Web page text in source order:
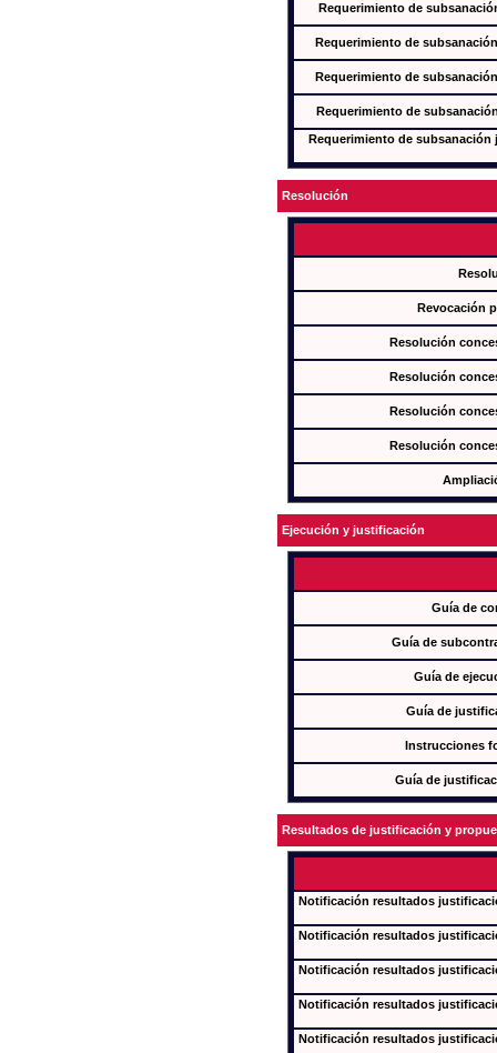
Requerimiento de
Requerimiento de
Requerimiento de
Requerimiento de
Requerimiento de
Resolución
Revocación
Resolución
Resolución
Resolución
Resolución
Ejecución y justificación
Guía de
Guía de
Guía de
Guía de
Instrucciones
Guía de
Resultados de justificación y
Notificación resultados
Notificación resultados
Notificación resultados
Notificación resultados
Notificación resultados